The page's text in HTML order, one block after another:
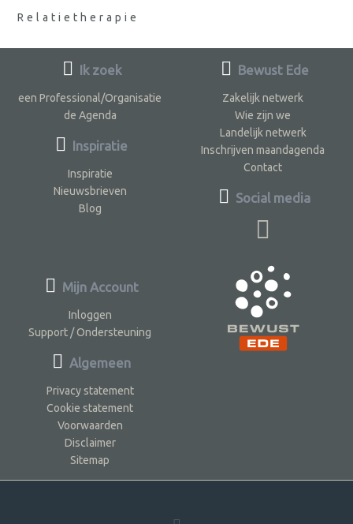
Relatietherapie
Ik zoek
een Professional/Organisatie
de Agenda
Inspiratie
Inspiratie
Nieuwsbrieven
Blog
Bewust Ede
Zakelijk netwerk
Wie zijn we
Landelijk netwerk
Inschrijven maandagenda
Contact
Social media
Mijn Account
Inloggen
Support / Ondersteuning
Algemeen
Privacy statement
Cookie statement
Voorwaarden
Disclaimer
Sitemap